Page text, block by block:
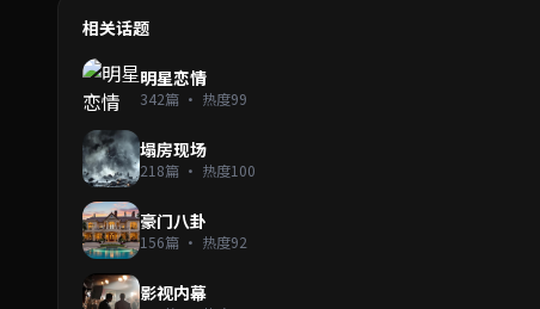
相关话题
明星恋情
342篇 · 热度99
塌房现场
218篇 · 热度100
豪门八卦
156篇 · 热度92
影视内幕